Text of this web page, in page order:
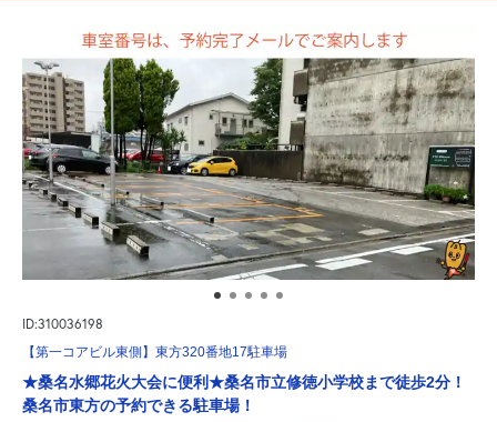
ID:310036198
【第一コアビル東側】東方320番地17駐車場
★桑名水郷花火大会に便利★桑名市立修徳小学校まで徒歩2分！
桑名市東方の予約できる駐車場！